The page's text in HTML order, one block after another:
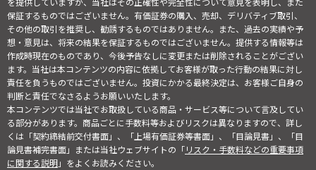
保証するものではございません。有価証券の購入、売却、デリバティブ取引、
その他の取引を推奨し、勧誘するものではありません。また、過去の実績や予
想・意見は、将来の結果を保証するものではございません。提供する情報等は
作成時現在のものであり、今後予告なしに変更または削除されることがござい
ます。当社は本コンテンツの内容に依拠してお客様が取った行動の結果に対し
責任を負うものではございません。投資にかかる最終決定は、お客様ご自身の
判断と責任でなさるようお願いいたします。
本コンテンツでは当社でお取扱している商品・サービス等について言及してい
る部分があります。商品ごとに手数料等およびリスクは異なりますので、詳し
くは「契約締結前交付書面」、「上場有価証券等書面」、「目論見書」、「目
論見書補完書面」または当社ウェブサイトの「リスク・手数料などの重要事項
に関する説明」をよくお読みください。